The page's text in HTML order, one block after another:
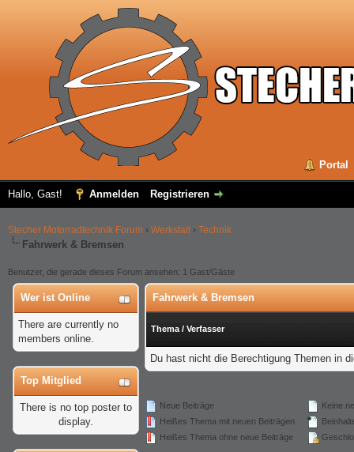
Portal
Hallo, Gast! Anmelden Registrieren
Stecher Motorradtechnik Forum › Werkstatt › Technik
Fahrwerk & Bremsen
Benutzer, die gerade dieses Forum ansehen: 1 Gast/Gäste
Wer ist Online
There are currently no
members online.
Top Mitglied
There is no top poster to
display.
Fahrwerk & Bremsen
Thema / Verfasser
Du hast nicht die Berechtigung Themen in
Neue Beiträge
Heißes Thema mit neuen Beiträgen
Heißes Thema ohne neue Beiträge
Keine